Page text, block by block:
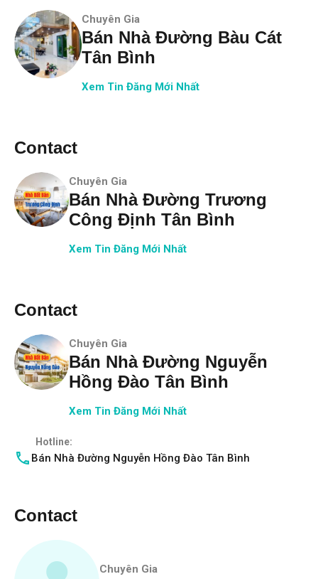
Chuyên Gia
Bán Nhà Đường Bàu Cát
Tân Bình
Xem Tin Đăng Mới Nhất
Contact
Chuyên Gia
Bán Nhà Đường Trương
Công Định Tân Bình
Xem Tin Đăng Mới Nhất
Contact
Chuyên Gia
Bán Nhà Đường Nguyễn
Hồng Đào Tân Bình
Xem Tin Đăng Mới Nhất
Hotline:
Bán Nhà Đường Nguyễn Hồng Đào Tân Bình
Contact
Chuyên Gia